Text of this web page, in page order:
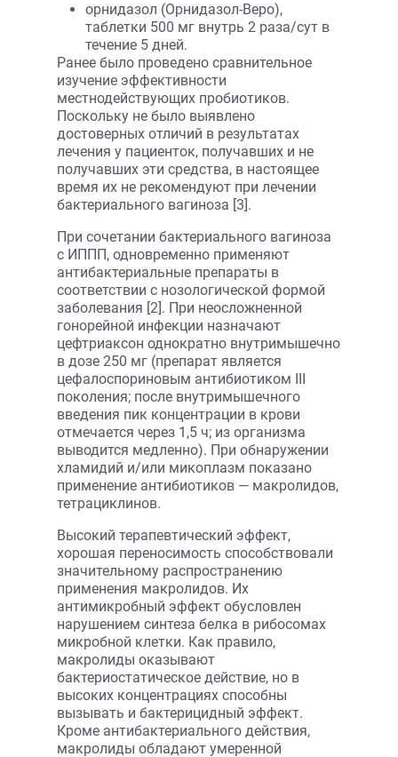
орнидазол (Орнидазол-Веро),
таблетки 500 мг внутрь 2 раза/сут в
течение 5 дней.
Ранее было проведено сравнительное
изучение эффективности
местнодействующих пробиотиков.
Поскольку не было выявлено
достоверных отличий в результатах
лечения у пациенток, получавших и не
получавших эти средства, в настоящее
время их не рекомендуют при лечении
бактериального вагиноза [3].
При сочетании бактериального вагиноза
с ИППП, одновременно применяют
антибактериальные препараты в
соответствии с нозологической формой
заболевания [2]. При неосложненной
гонорейной инфекции назначают
цефтриаксон однократно внутримышечно
в дозе 250 мг (препарат является
цефалоспориновым антибиотиком III
поколения; после внутримышечного
введения пик концентрации в крови
отмечается через 1,5 ч; из организма
выводится медленно). При обнаружении
хламидий и/или микоплазм показано
применение антибиотиков — макролидов,
тетрациклинов.
Высокий терапевтический эффект,
хорошая переносимость способствовали
значительному распространению
применения макролидов. Их
антимикробный эффект обусловлен
нарушением синтеза белка в рибосомах
микробной клетки. Как правило,
макролиды оказывают
бактериостатическое действие, но в
высоких концентрациях способны
вызывать и бактерицидный эффект.
Кроме антибактериального действия,
макролиды обладают умеренной